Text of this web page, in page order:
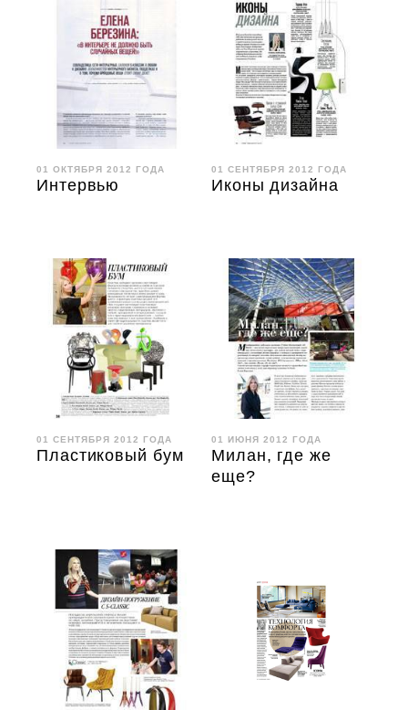
01 ОКТЯБРЯ 2012 ГОДА
Интервью
01 СЕНТЯБРЯ 2012 ГОДА
Иконы дизайна
01 СЕНТЯБРЯ 2012 ГОДА
Пластиковый бум
01 ИЮНЯ 2012 ГОДА
Милан, где же
еще?